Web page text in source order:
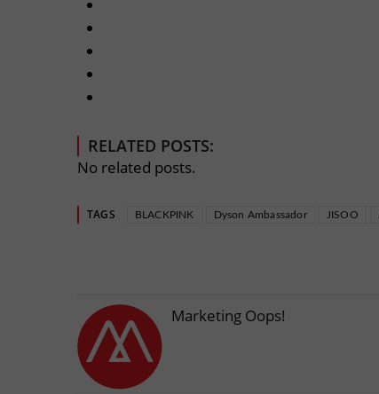
RELATED POSTS:
No related posts.
TAGS BLACKPINK Dyson Ambassador JISOO
Marketing Oops!